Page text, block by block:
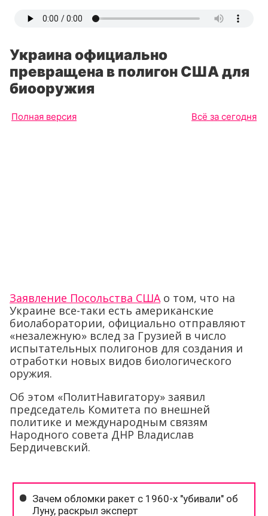
Украина официально
превращена в полигон США для
биооружия
Полная версия Всё за сегодня
Заявление Посольства СШАо том, что на
Украине все-таки есть американские
биолаборатории, официально отправляют
«незалежную» вслед за Грузией в число
испытательных полигонов для создания и
отработки новых видов биологического
оружия.
Об этом «ПолитНавигатору» заявил
председатель Комитета по внешней
политике и международным связям
Народного совета ДНР Владислав
Бердичевский.